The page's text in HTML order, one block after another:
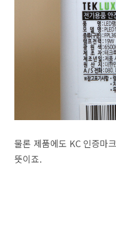
물론 제품에도 KC 인증마
뜻이죠.